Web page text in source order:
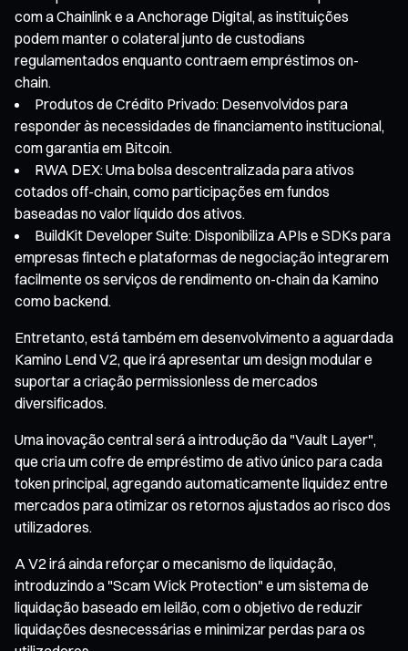
com a Chainlink e a Anchorage Digital, as instituições
podem manter o colateral junto de custodians
regulamentados enquanto contraem empréstimos on-
chain.
Produtos de Crédito Privado: Desenvolvidos para
responder às necessidades de financiamento institucional,
com garantia em Bitcoin.
RWA DEX: Uma bolsa descentralizada para ativos
cotados off-chain, como participações em fundos
baseadas no valor líquido dos ativos.
BuildKit Developer Suite: Disponibiliza APIs e SDKs para
empresas fintech e plataformas de negociação integrarem
facilmente os serviços de rendimento on-chain da Kamino
como backend.
Entretanto, está também em desenvolvimento a aguardada
Kamino Lend V2, que irá apresentar um design modular e
suportar a criação permissionless de mercados
diversificados.
Uma inovação central será a introdução da "Vault Layer",
que cria um cofre de empréstimo de ativo único para cada
token principal, agregando automaticamente liquidez entre
mercados para otimizar os retornos ajustados ao risco dos
utilizadores.
A V2 irá ainda reforçar o mecanismo de liquidação,
introduzindo a "Scam Wick Protection" e um sistema de
liquidação baseado em leilão, com o objetivo de reduzir
liquidações desnecessárias e minimizar perdas para os